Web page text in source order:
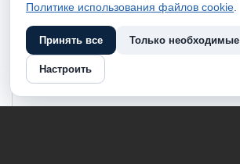
Политике использования файлов cookie
Принять все Только необходимые
Настроить